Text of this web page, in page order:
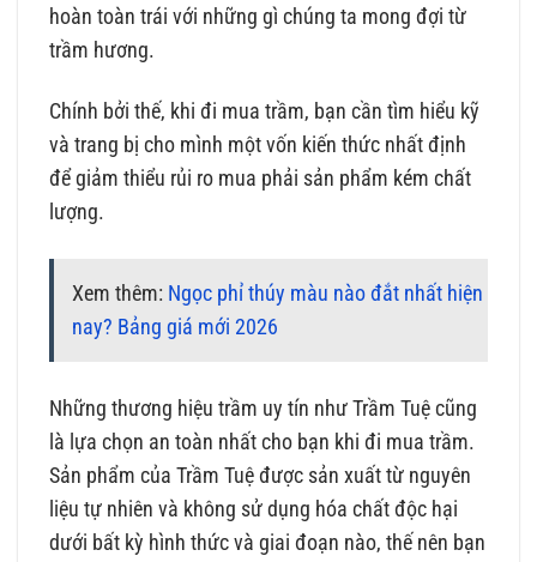
hoàn toàn trái với những gì chúng ta mong đợi từ
trầm hương.
Chính bởi thế, khi đi mua trầm, bạn cần tìm hiểu kỹ
và trang bị cho mình một vốn kiến thức nhất định
để giảm thiểu rủi ro mua phải sản phẩm kém chất
lượng.
Xem thêm: Ngọc phỉ thúy màu nào đắt nhất hiện
nay? Bảng giá mới 2026
Những thương hiệu trầm uy tín như Trầm Tuệ cũng
là lựa chọn an toàn nhất cho bạn khi đi mua trầm.
Sản phẩm của Trầm Tuệ được sản xuất từ nguyên
liệu tự nhiên và không sử dụng hóa chất độc hại
dưới bất kỳ hình thức và giai đoạn nào, thế nên bạn